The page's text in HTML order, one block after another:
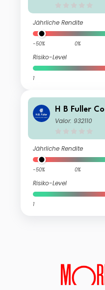
Jährliche Rendite
-50% 0%
Risiko-Level
1
H B Fuller Co
Valor: 932110
Jährliche Rendite
-50% 0%
Risiko-Level
1